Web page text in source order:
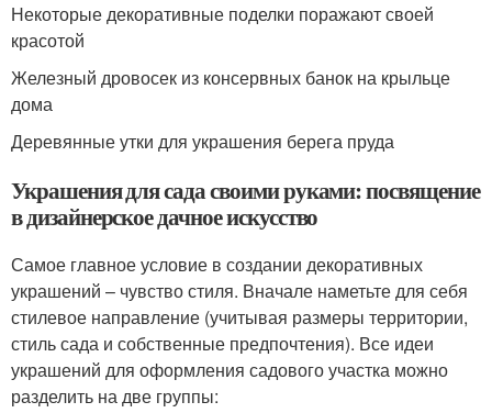
Некоторые декоративные поделки поражают своей
красотой
Железный дровосек из консервных банок на крыльце
дома
Деревянные утки для украшения берега пруда
Украшения для сада своими руками: посвящение
в дизайнерское дачное искусство
Самое главное условие в создании декоративных
украшений – чувство стиля. Вначале наметьте для себя
стилевое направление (учитывая размеры территории,
стиль сада и собственные предпочтения). Все идеи
украшений для оформления садового участка можно
разделить на две группы: